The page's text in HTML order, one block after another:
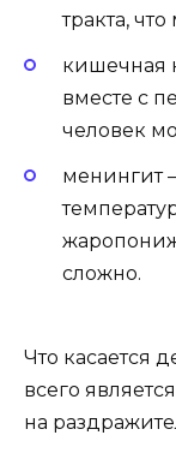
тракта,
кишечная
вместе с
человек
менингит
сложно.
Что касается
всего
на